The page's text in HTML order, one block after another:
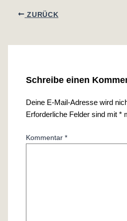
ZURÜCK
Schreibe einen
Deine E-Mail-Adresse wird
Erforderliche Felder sind mit*
Kommentar*